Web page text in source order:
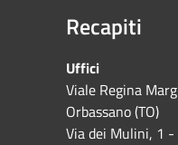
Recapiti
Uffici
Viale Regina
Orbassano (TO)
Via dei Mulini, 1 -